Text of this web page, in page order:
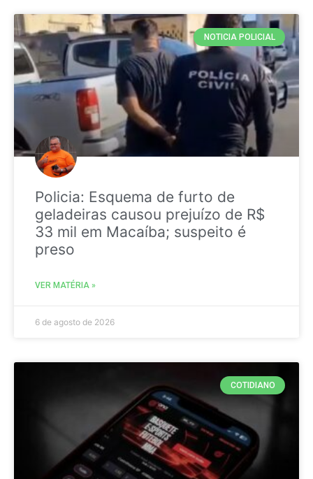
NOTICIA POLICIAL
Policia: Esquema de furto de
geladeiras causou prejuízo de R$
33 mil em Macaíba; suspeito é
preso
VER MATÉRIA »
6 de agosto de 2026
COTIDIANO